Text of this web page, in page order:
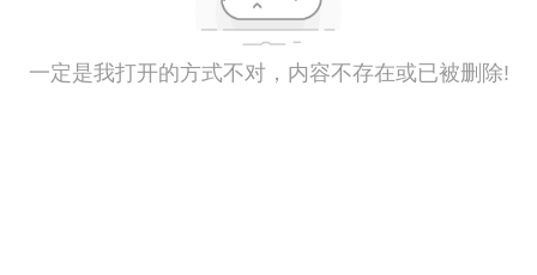
一定是我打开的方式不对，内容不存在或已被删除!